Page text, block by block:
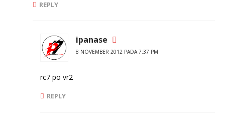
REPLY
ipanase
8 NOVEMBER 2012 PADA 7:37 PM
rc7 po vr2
REPLY